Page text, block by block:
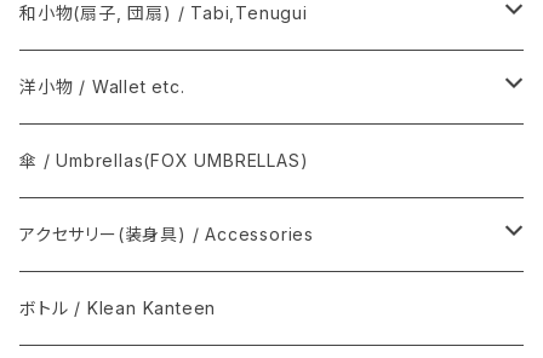
須浪亨商店 / いかご・びんかご
SOSAKUBAG
BATONER
COMOLI / コモリ
Graphpaper / グラフペーパー
T.T / ティーティー
NEAT / ニート
和小物(扇子, 団扇) / Tabi,Tenugui
手拭 / Tenugui
扇子, 団扇 / Folding fan
足袋 / Tabi
マスク / Mask
洋小物 / Wallet etc.
COMME des GARÇONS
THE INOUE BROTHERS...
REAL HARNESS / Belt(ベルト)
傘 / Umbrellas(FOX UMBRELLAS)
アクセサリー(装身具) / Accessories
semeno / セメノ
ボトル / Klean Kanteen